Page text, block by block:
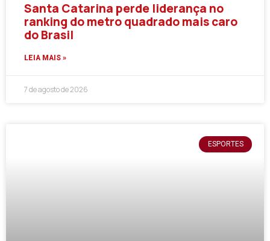
Santa Catarina perde liderança no
ranking do metro quadrado mais caro
do Brasil
LEIA MAIS »
7 de agosto de 2026
ESPORTES